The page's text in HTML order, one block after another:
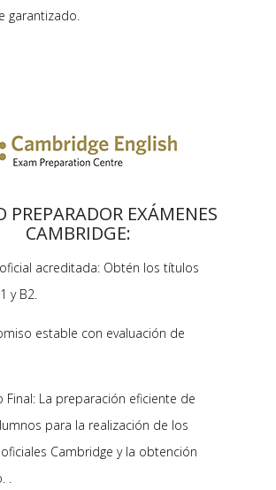
garantizado.
PREPARADOR EXÁMENES
CAMBRIDGE:
acreditada: Obtén los títulos
y B2.
estable con evaluación de
Final: La preparación eficiente de
para la realización de los
Cambridge y la obtención
.